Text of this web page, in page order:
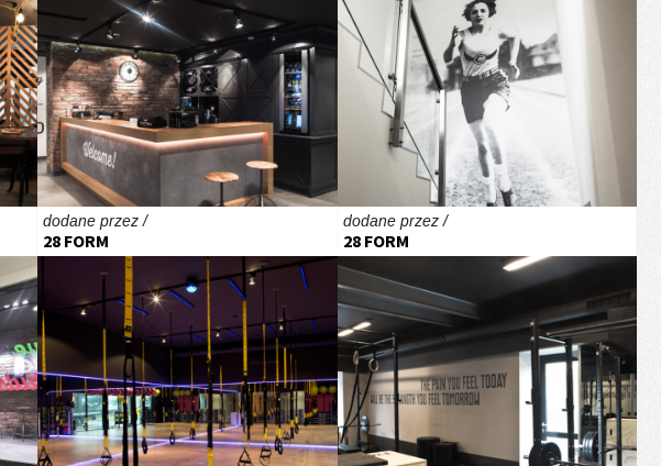
dodane przez /
28 FORM
dodane przez /
28 FORM